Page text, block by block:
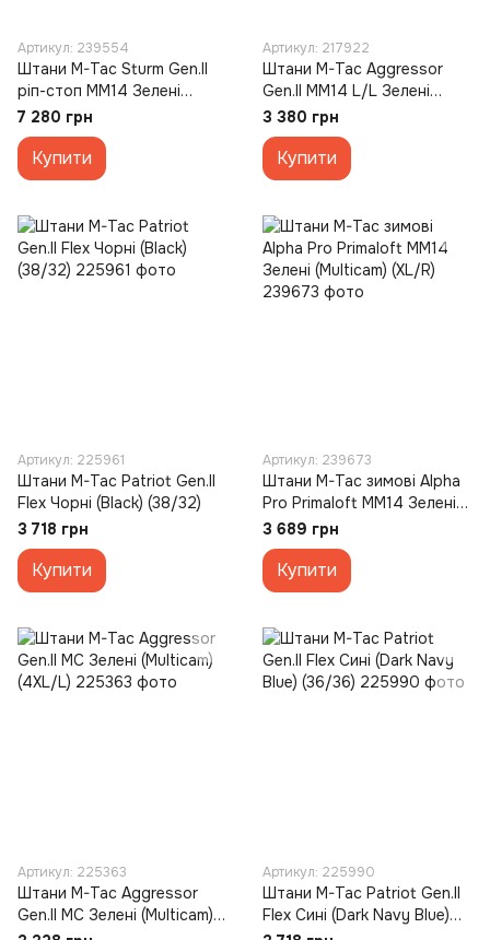
Артикул: 239554
Штани M-Tac Sturm Gen.II
ріп-стоп MM14 Зелені
(Multicam) (40/32)
7 280 грн
Купити
Артикул: 217922
Штани M-Tac Aggressor
Gen.II MM14 L/L Зелені
(Multicam)
3 380 грн
Купити
Артикул: 225961
Штани M-Tac Patriot Gen.II
Flex Чорні (Black) (38/32)
3 718 грн
Купити
Артикул: 239673
Штани M-Tac зимові Alpha
Pro Primaloft MM14 Зелені
(Multicam) (XL/R)
3 689 грн
Купити
Артикул: 225363
Штани M-Tac Aggressor
Gen.II MC Зелені (Multicam)
Артикул: 225990
Штани M-Tac Patriot Gen.II
Flex Сині (Dark Navy Blue)